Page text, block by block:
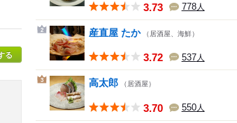
る
3.73 778人
2 産直屋 たか （居酒屋、海鮮）
3.72 537人
3 高太郎 （居酒屋）
3.70 550人